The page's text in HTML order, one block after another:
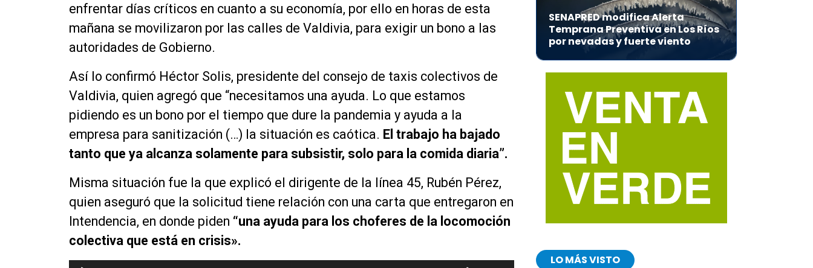
enfrentar días críticos en cuanto a su economía, por ello en horas de esta
mañana se movilizaron por las calles de Valdivia, para exigir un bono a las
autoridades de Gobierno.
Así lo confirmó Héctor Solis, presidente del consejo de taxis colectivos de
Valdivia, quien agregó que “necesitamos una ayuda. Lo que estamos
pidiendo es un bono por el tiempo que dure la pandemia y ayuda a la
empresa para sanitización (…) la situación es caótica. El trabajo ha bajado
tanto que ya alcanza solamente para subsistir, solo para la comida diaria”.
Misma situación fue la que explicó el dirigente de la línea 45, Rubén Pérez,
quien aseguró que la solicitud tiene relación con una carta que entregaron en
Intendencia, en donde piden “una ayuda para los choferes de la locomoción
colectiva que está en crisis».
SENAPRED modifica Alerta
Temprana Preventiva en Los Ríos
por nevadas y fuerte viento
LO MÁS VISTO